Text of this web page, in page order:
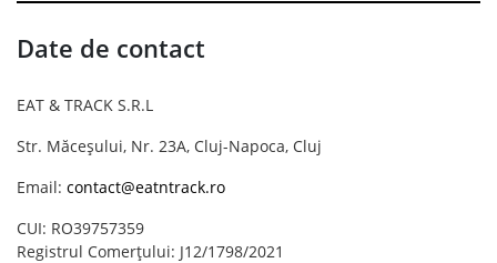
Date de contact
EAT & TRACK S.R.L
Str. Măceșului, Nr. 23A, Cluj-Napoca, Cluj
Email: contact@eatntrack.ro
CUI: RO39757359
Registrul Comerțului: J12/1798/2021